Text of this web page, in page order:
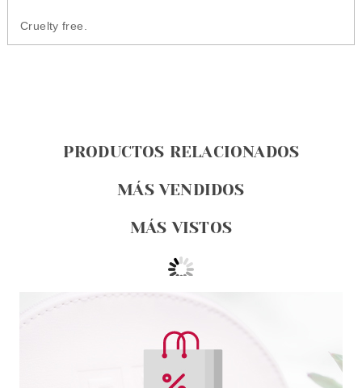
Cruelty free.
PRODUCTOS RELACIONADOS
MÁS VENDIDOS
MÁS VISTOS